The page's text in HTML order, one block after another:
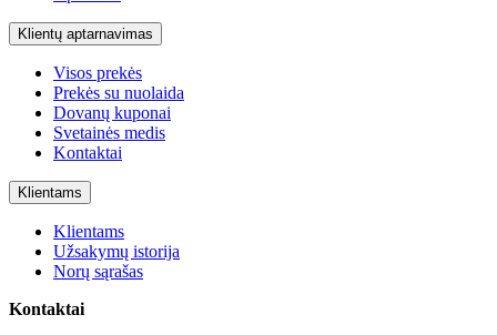
Klientų aptarnavimas
Visos prekės
Prekės su nuolaida
Dovanų kuponai
Svetainės medis
Kontaktai
Klientams
Klientams
Užsakymų istorija
Norų sąrašas
Kontaktai